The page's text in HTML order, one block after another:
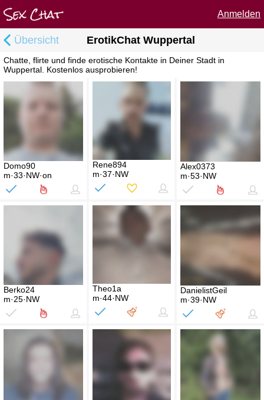
Anmelden
Übersicht ErotikChat Wuppertal
Chatte, flirte und finde erotische Kontakte in Deiner Stadt in
Wuppertal. Kostenlos ausprobieren!
Domo90
m·33·NW·on
Rene894
m·37·NW
Alex0373
m·53·NW
Berko24
m·25·NW
Theo1a
m·44·NW
DanielistGeil
m·39·NW